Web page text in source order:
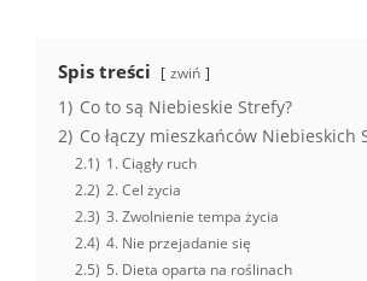
Spis treści zwiń
1) Co to są Niebieskie Strefy?
2) Co łączy mieszkańców Niebieskich
2.1) 1. Ciągły ruch
2.2) 2. Cel życia
2.3) 3. Zwolnienie tempa życia
2.4) 4. Nie przejadanie się
2.5) 5. Dieta oparta na roślinach